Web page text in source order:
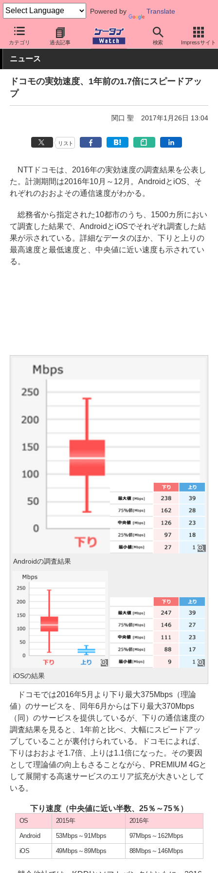
Powered by Translate
カテゴリ 過去記事 検索 Impressサイト
ケータイ Watch キャリア ドコモ ネットワーク/技術
ニュース
ドコモの実効速度、1年前の1.7倍にスピードアッ
プ
関口 聖 2017年1月26日 13:04
リスト
NTTドコモは、2016年の実効速度の調査結果を公表し
た。計測期間は2016年10月～12月。AndroidとiOS、そ
れぞれのおおよその通信速度がわかる。
総務省から指定された10都市のうち、1500カ所におい
て調査した結果で、AndroidとiOSでそれぞれ調査した結
果が示されている。詳細なデータのほか、下りと上りの
最高速度と最低速度と、中央値に近い速度も示されてい
る。
Androidの調査結果
iOSの結果
ドコモでは2016年5月より下り最大375Mbps（理論
値）のサービスを、同年6月からは下り最大370Mbps
（同）のサービスを提供しているが、下りの通信速度の
調査結果を見ると、1年前と比べ、大幅にスピードアッ
プしていることが裏付けられている。ドコモによれば、
下りはおおよそ1.7倍、上りは1.1倍になった。その要因
として理論値の向上もさることながら、PREMIUM 4Gと
して展開する高速サービスのエリア拡充が大きいとして
いる。
下り速度（中央値に近い半数、25％～75％）
OS 2015年 2016年
Android 53Mbps～91Mbps 97Mbps～162Mbps
iOS 49Mbps～89Mbps 88Mbps～146Mbps